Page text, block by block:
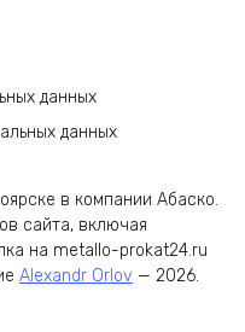
данных
данных
в компании Абаско.
сайта, включая
на metallo-prokat24.ru
Alexandr Orlov — 2026.